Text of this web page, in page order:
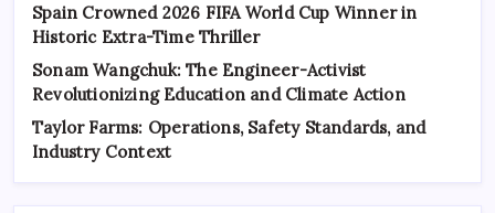
Spain Crowned 2026 FIFA World Cup Winner in
Historic Extra-Time Thriller
Sonam Wangchuk: The Engineer-Activist
Revolutionizing Education and Climate Action
Taylor Farms: Operations, Safety Standards, and
Industry Context